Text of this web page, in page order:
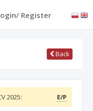
Register
Back
2025: E/P